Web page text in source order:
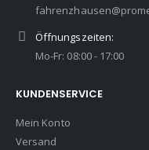
Öffnungszeiten:
Mo-Fr: 08:00 - 17:00
KUNDENSERVICE
Mein Konto
Versand